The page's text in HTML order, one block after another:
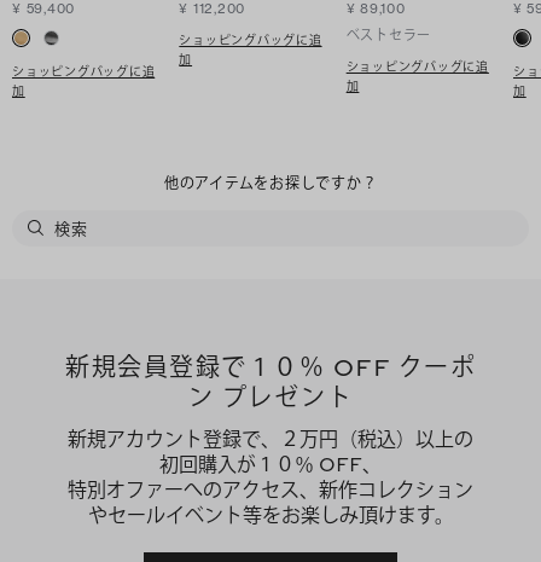
¥ 59,400
ショッピングバッグに追
加
¥ 112,200
ショッピングバッグに追
加
¥ 89,100
ベストセラー
ショッピングバッグに追
加
¥
シ
加
他のアイテムをお探しですか？
新規会員登録で１０％ OFF クーポ
ン プレゼント
新規アカウント登録で、２万円（税込）以上の
初回購入が１０％ OFF、
特別オファーへのアクセス、新作コレクション
やセールイベント等をお楽しみ頂けます。